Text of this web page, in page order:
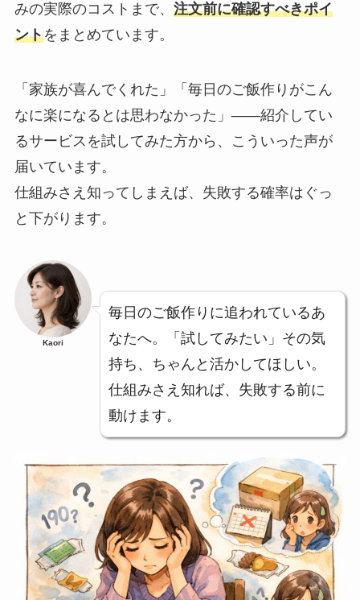
みの実際のコストまで、 注文前に確認すべきポイ
ントをまとめています。
「家族が喜んでくれた」「毎日のご飯作りがこん
なに楽になるとは思わなかった」——紹介してい
るサービスを試してみた方から、こういった声が
届いています。
仕組みさえ知ってしまえば、失敗する確率はぐっ
と下がります。
Kaori
毎日のご飯作りに追われているあ
なたへ。「試してみたい」その気
持ち、ちゃんと活かしてほしい。
仕組みさえ知れば、失敗する前に
動けます。